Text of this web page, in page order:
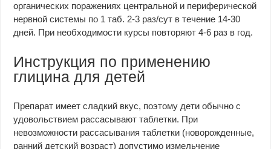
органических поражениях центральной и периферической
нервной системы по 1 таб. 2-3 раз/сут в течение 14-30
дней. При необходимости курсы повторяют 4-6 раз в год.
Инструкция по применению
глицина для детей
Препарат имеет сладкий вкус, поэтому дети обычно с
удовольствием рассасывают таблетки. При
невозможности рассасывания таблетки (новорожденные,
ранний детский возраст) допустимо измельчение